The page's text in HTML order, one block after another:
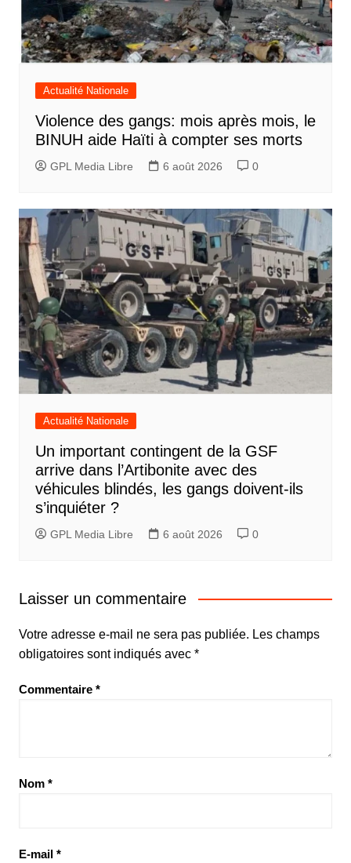
Actualité Nationale
Violence des gangs: mois après mois, le
BINUH aide Haïti à compter ses morts
GPL Media Libre 6 août 2026 0
Actualité Nationale
Un important contingent de la GSF
arrive dans l’Artibonite avec des
véhicules blindés, les gangs doivent-ils
s’inquiéter ?
GPL Media Libre 6 août 2026 0
Laisser un commentaire
Votre adresse e-mail ne sera pas publiée. Les champs
obligatoires sont indiqués avec *
Commentaire *
Nom *
E-mail *